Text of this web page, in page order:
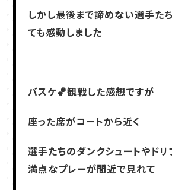
しかし最後まで諦めない選手た
ても感動しました
バスケ🏀観戦した感想ですが
座った席がコートから近く
選手たちのダンクシュートやド
満点なプレーが間近で見れて